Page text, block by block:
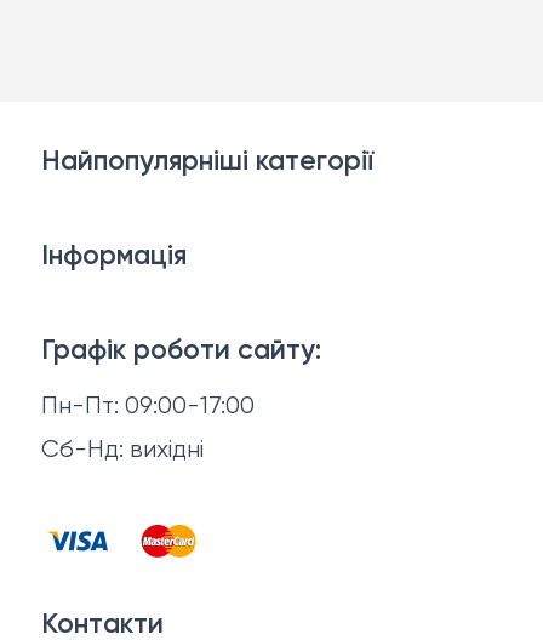
Графік роботи сайту:
Пн-Пт: 09:00-17:00
Сб-Нд: вихідні
Найпопулярніші категорії
Макіяж
Волосся
Чоловіча косметика
Косметика для манікюру та педикюру
Інформація
Відгуки
Договір оферти
Політика конфіденційності
Контакти